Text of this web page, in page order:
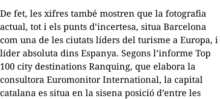
De fet, les xifres també mostren que la fotografia
actual, tot i els punts d’incertesa, situa Barcelona
com una de les ciutats líders del turisme a Europa, i
líder absoluta dins Espanya. Segons l’informe Top
100 city destinations Ranquing, que elabora la
consultora Euromonitor International, la capital
catalana es situa en la sisena posició d’entre les